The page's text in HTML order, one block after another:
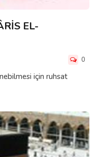
EL-
0
için ruhsat